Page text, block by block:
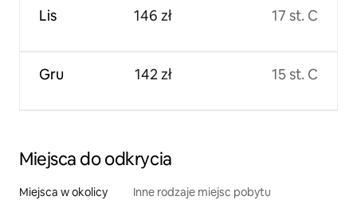
Lis
Gru
146 zł
142 zł
17 st. C
15 st. C
Miejsca do odkrycia
Miejsca w okolicy Inne rodzaje miejsc pobytu